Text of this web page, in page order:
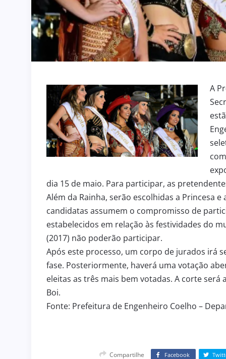
A
dia 15 de maio. Para participar, as
Além da Rainha, serão escolhidas a Princesa
candidatas assumem o compromisso de
estabelecidos em relação às festividades do
(2017) não poderão participar.
Após este processo, um corpo de jurados irá
fase. Posteriormente, haverá uma votação
eleitas as três mais bem votadas. A corte será
Boi.
Fonte: Prefeitura de Engenheiro Coelho –
Compartilhe Facebook